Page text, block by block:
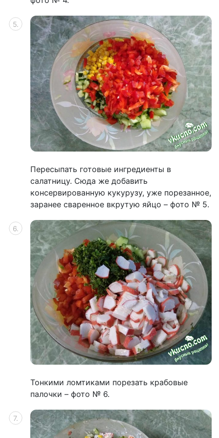
Пересыпать готовые ингредиенты в
салатницу. Сюда же добавить
консервированную кукурузу, уже порезанное,
заранее сваренное вкрутую яйцо – фото № 5.
Тонкими ломтиками порезать крабовые
палочки – фото № 6.